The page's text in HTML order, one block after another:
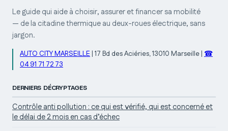
Le guide qui aide à choisir, assurer et financer sa mobilité
— de la citadine thermique au deux-roues électrique, sans
jargon.
AUTO CITY MARSEILLE | 17 Bd des Aciéries, 13010 Marseille | ☎
04 91 71 72 73
DERNIERS DÉCRYPTAGES
Contrôle anti pollution : ce qui est vérifié, qui est concerné et
le délai de 2 mois en cas d’échec